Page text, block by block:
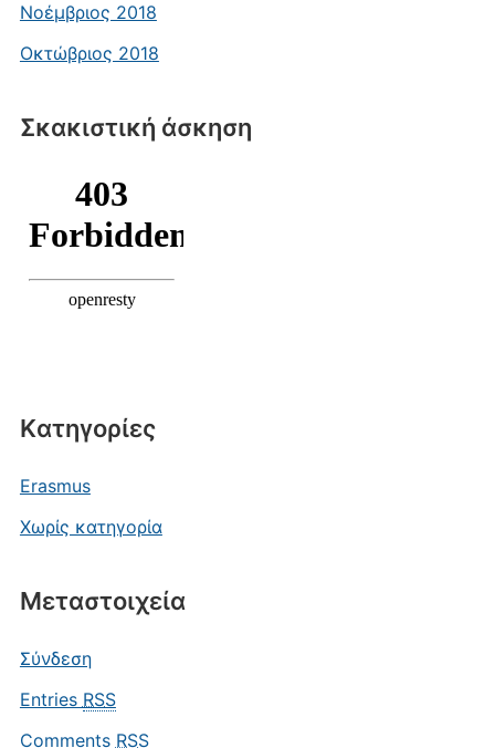
Νοέμβριος 2018
Οκτώβριος 2018
Σκακιστική άσκηση
Kατηγορίες
Erasmus
Χωρίς κατηγορία
Μεταστοιχεία
Σύνδεση
Entries RSS
Comments RSS